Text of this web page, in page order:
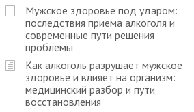
Мужское здоровье под ударом:
последствия приема алкоголя и
современные пути решения
проблемы
Как алкоголь разрушает мужское
здоровье и влияет на организм:
медицинский разбор и пути
восстановления